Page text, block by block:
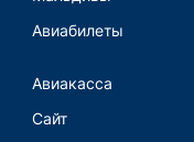
Авиабилеты
Авиакасса
Сайт